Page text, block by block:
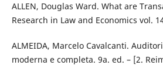
ALLEN, Douglas Ward. What are
Research in Law and Economics vol.
ALMEIDA, Marcelo Cavalcanti.
moderna e completa. 9a. ed. – [2.